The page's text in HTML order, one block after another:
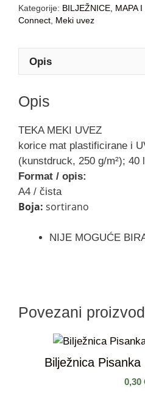
Kategorije: BILJEŽNICE, MAPA I
Connect, Meki uvez
Opis
Opis
TEKA MEKI UVEZ
korice mat plastificirane i
(kunstdruck, 250 g/m²); 40
Format / opis:
A4 / čista
Boja: sortirano
NIJE MOGUĆE
Povezani
Bilježnica
0,30